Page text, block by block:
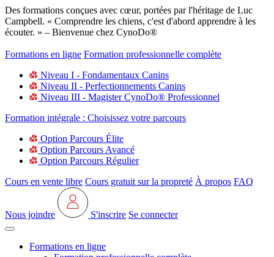
Des formations conçues avec cœur, portées par l'héritage de Luc
Campbell. « Comprendre les chiens, c'est d'abord apprendre à les
écouter. » – Bienvenue chez CynoDo®
Formations en ligne Formation professionnelle complète
Niveau I - Fondamentaux Canins
Niveau II - Perfectionnements Canins
Niveau III - Magister CynoDo® Professionnel
Formation intégrale : Choisissez votre parcours
Option Parcours Élite
Option Parcours Avancé
Option Parcours Régulier
Cours en vente libre Cours gratuit sur la propreté À propos FAQ
Nous joindre S'inscrire Se connecter
Formations en ligne